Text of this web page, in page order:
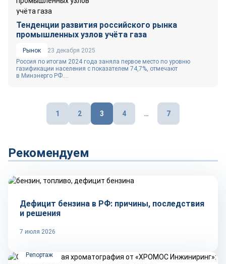
Тенденции развития российского рынка
промышленных узлов учёта газа
Рынок
23 декабря 2025
Россия по итогам 2024 года заняла первое место по уровню
газификации населения с показателем 74,7%, отмечают
в Минэнерго РФ....
Пагинация
записей
1 2 3 4 … 7
Рекомендуем
Дефицит бензина в РФ: причины, последствия
и решения
7 июля 2026
Репортаж